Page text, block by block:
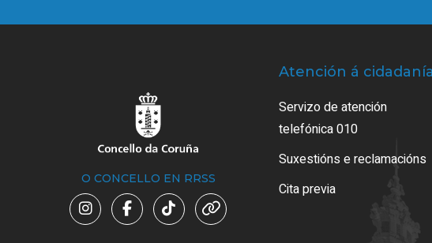
O CONCELLO EN RRSS
Atención á cidadanía
Servizo de atención
telefónica 010
Suxestións e reclamacións
Cita previa